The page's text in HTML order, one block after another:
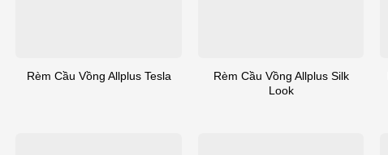
Rèm Cầu Vồng Allplus Tesla
Rèm Cầu Vồng Allplus Silk
Look